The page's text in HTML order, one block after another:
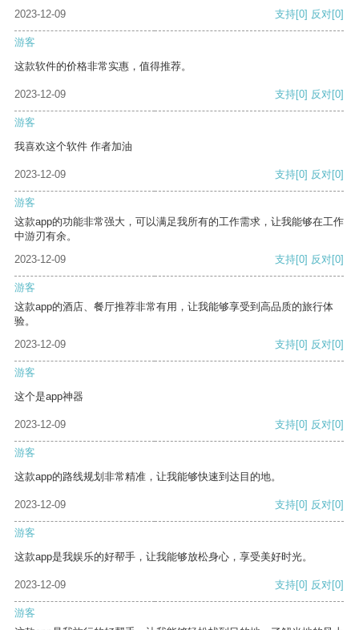
2023-12-09
支持[0] 反对[0]
游客
这款软件的价格非常实惠，值得推荐。
2023-12-09 支持[0] 反对[0]
游客
我喜欢这个软件 作者加油
2023-12-09 支持[0] 反对[0]
游客
这款app的功能非常强大，可以满足我所有的工作需求，让我能够在工作
中游刃有余。
2023-12-09
支持[0] 反对[0]
游客
这款app的酒店、餐厅推荐非常有用，让我能够享受到高品质的旅行体
验。
2023-12-09
支持[0] 反对[0]
游客
这个是app神器
2023-12-09 支持[0] 反对[0]
游客
这款app的路线规划非常精准，让我能够快速到达目的地。
2023-12-09 支持[0] 反对[0]
游客
这款app是我娱乐的好帮手，让我能够放松身心，享受美好时光。
2023-12-09 支持[0] 反对[0]
游客